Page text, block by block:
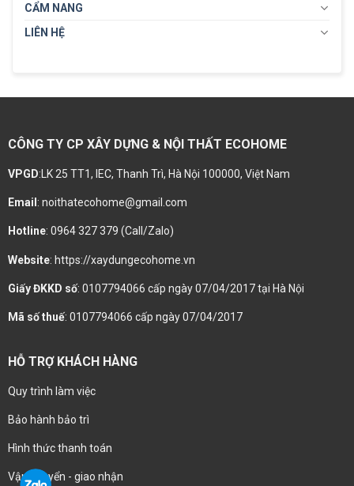
CẨM NANG
LIÊN HỆ
CÔNG TY CP XÂY DỰNG & NỘI THẤT ECOHOME
VPGD:LK 25 TT1, IEC, Thanh Trì, Hà Nội 100000, Việt Nam
Email : noithatecohome@gmail.com
Hotline: 0964 327 379 (Call/Zalo)
Website: https://xaydungecohome.vn
Giấy ĐKKD số: 0107794066 cấp ngày 07/04/2017 tại Hà Nội
Mã số thuế: 0107794066 cấp ngày 07/04/2017
HỖ TRỢ KHÁCH HÀNG
Quy trình làm việc
Bảo hành bảo trì
Hình thức thanh toán
Vận chuyển - giao nhận